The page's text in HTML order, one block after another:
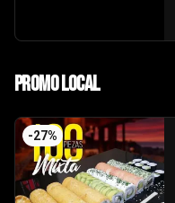
PROMO LOCAL
-27%